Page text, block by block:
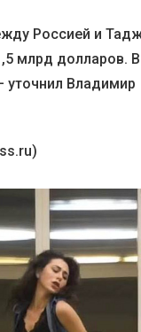
Россией и
млрд долларов.
уточнил Владимир